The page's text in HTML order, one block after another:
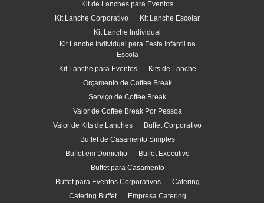
Kit de Lanches para Eventos
Kit Lanche Corporativo
Kit Lanche Escolar
Kit Lanche Individual
Kit Lanche Individual para Festa Infantil na
Escola
Kit Lanche para Eventos
Kits de Lanche
Orçamento de Coffee Break
Serviço de Coffee Break
Valor de Coffee Break Por Pessoa
Valor de Kits de Lanches
Buffet Corporativo
Buffet de Casamento Simples
Buffet em Domicilio
Buffet Executivo
Buffet para Casamento
Buffet para Eventos Corporativos
Catering
Catering Buffet
Empresa Catering